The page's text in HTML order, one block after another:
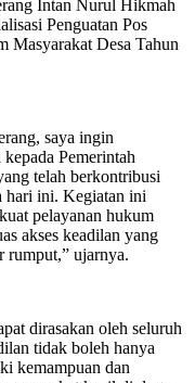
Intan Nurul Hikmah
Penguatan Pos
Masyarakat Desa Tahun
saya ingin
Pemerintah
telah berkontribusi
hari ini. Kegiatan ini
pelayanan hukum
akses keadilan yang
rumput,” ujarnya.
dirasakan oleh seluruh
tidak boleh hanya
kemampuan dan